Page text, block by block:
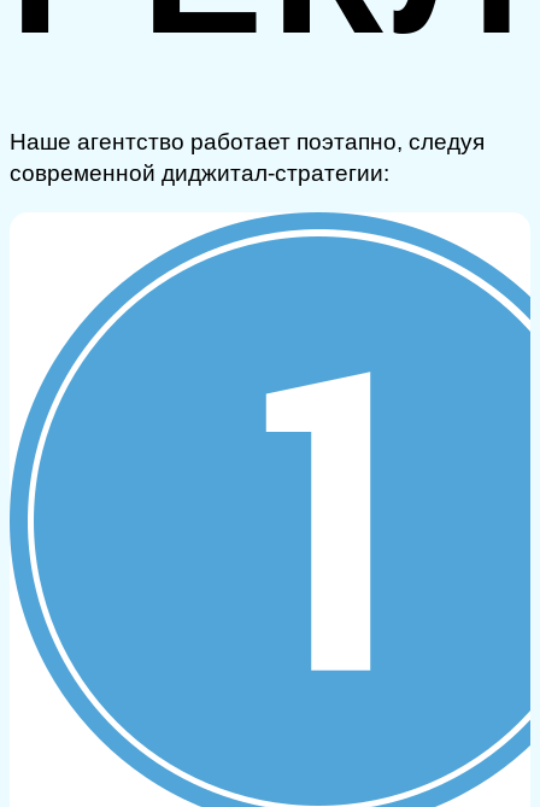
Наше агентство работает поэтапно, следуя
современной диджитал-стратегии: